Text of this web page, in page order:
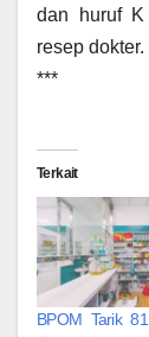
dan huruf K
resep dokter.
‎***
Terkait
BPOM Tarik